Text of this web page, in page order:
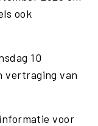
ook
10
vertraging van
voor